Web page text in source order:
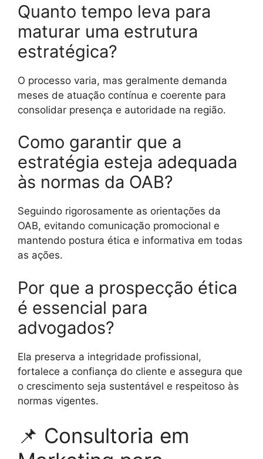
Quanto tempo leva para
maturar uma estrutura
estratégica?
O processo varia, mas geralmente demanda
meses de atuação contínua e coerente para
consolidar presença e autoridade na região.
Como garantir que a
estratégia esteja adequada
às normas da OAB?
Seguindo rigorosamente as orientações da
OAB, evitando comunicação promocional e
mantendo postura ética e informativa em todas
as ações.
Por que a prospecção ética
é essencial para
advogados?
Ela preserva a integridade profissional,
fortalece a confiança do cliente e assegura que
o crescimento seja sustentável e respeitoso às
normas vigentes.
📌 Consultoria em